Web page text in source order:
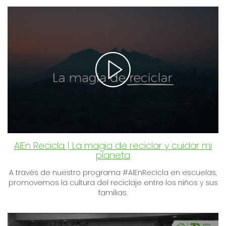
AlEn Recicla | La magia de reciclar y cuidar mi
planeta
A través de nuestro programa #AlEnRecicla en escuelas,
promovemos la cultura del reciclaje entre los niños y sus
familias.